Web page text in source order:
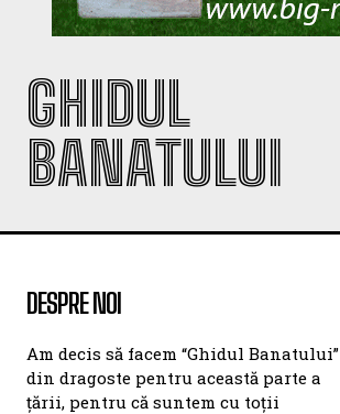
GHIDUL
BANATULUI
DESPRE NOI
Am decis să facem “Ghidul Banatului”
din dragoste pentru această parte a
țării, pentru că suntem cu toții